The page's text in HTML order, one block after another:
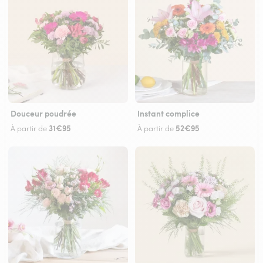
Douceur poudrée
À partir de 31€95
Instant complice
À partir de 52€95